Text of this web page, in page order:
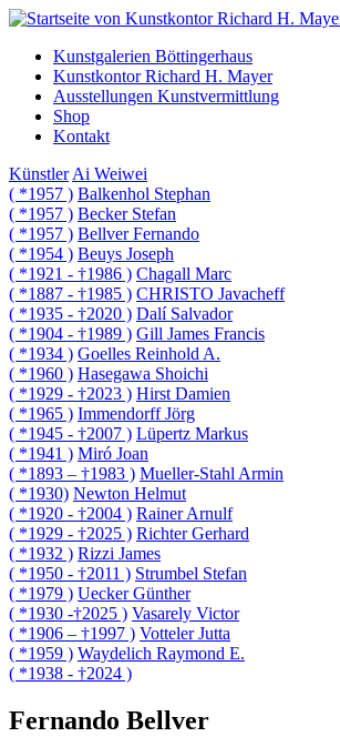
Kunstgalerien Böttingerhaus
Kunstkontor Richard H. Mayer
Ausstellungen Kunstvermittlung
Shop
Kontakt
Künstler Ai Weiwei
( *1957 ) Balkenhol Stephan
( *1957 ) Becker Stefan
( *1957 ) Bellver Fernando
( *1954 ) Beuys Joseph
( *1921 - †1986 ) Chagall Marc
( *1887 - †1985 ) CHRISTO Javacheff
( *1935 - †2020 ) Dalí Salvador
( *1904 - †1989 ) Gill James Francis
( *1934 ) Goelles Reinhold A.
( *1960 ) Hasegawa Shoichi
( *1929 - †2023 ) Hirst Damien
( *1965 ) Immendorff Jörg
( *1945 - †2007 ) Lüpertz Markus
( *1941 ) Miró Joan
( *1893 – †1983 ) Mueller-Stahl Armin
( *1930) Newton Helmut
( *1920 - †2004 ) Rainer Arnulf
( *1929 - †2025 ) Richter Gerhard
( *1932 ) Rizzi James
( *1950 - †2011 ) Strumbel Stefan
( *1979 ) Uecker Günther
( *1930 -†2025 ) Vasarely Victor
( *1906 – †1997 ) Votteler Jutta
( *1959 ) Waydelich Raymond E.
( *1938 - †2024 )
Fernando Bellver